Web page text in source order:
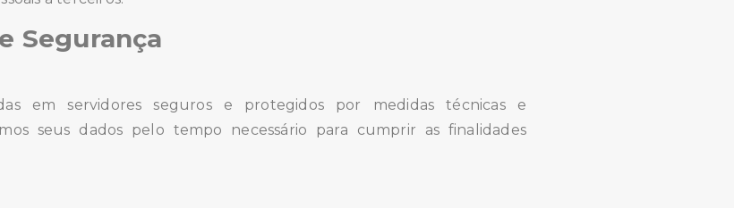
Segurança
em servidores seguros e protegidos por medidas técnicas e
seus dados pelo tempo necessário para cumprir as finalidades